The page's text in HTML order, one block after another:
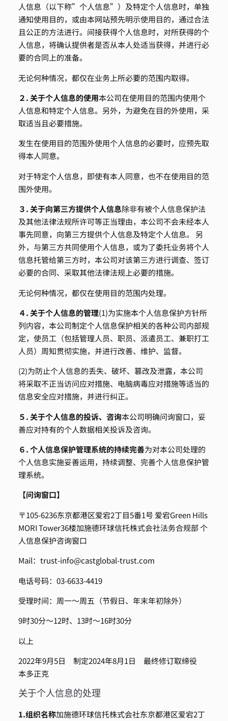
人信息（以下称”个人信息”）及特定个人信息时，单独
通知使用目的，或由本网站预先明示使用目的，通过合法
且公正的方法进行。间接获得个人信息时，对所获得的个
人信息，将确认提供者是否从本人处适当获得，并进行必
要的合同上的准备。
无论何种情况，都仅在业务上所必要的范围内取得。
２. 关于个人信息的使用本公司在使用目的范围内使用个
人信息和特定个人信息。另外，为避免在目的外使用，采
取适当且必要措施。
发生在使用目的范围外使用个人信息的必要时，应预先取
得本人同意。
对于特定个人信息，即使有本人同意，也不在使用目的范
围外使用。
３. 关于向第三方提供个人信息除非有被个人信息保护法
及其他法律法规所许可等正当理由，本公司不会未经本人
事先同意，向第三方提供个人信息及特定个人信息。 另
外，与第三方共同使用个人信息，或为了委托业务将个人
信息托管给第三方时，本公司对该第三方进行调查、签订
必要的合同、采取其他法律法规上必要的措施。
无论何种情况，都仅在使用目的范围内处理。
４. 关于个人信息的管理(1)为实施本个人信息保护方针所
列内容，本公司制定个人信息保护相关的各种公司内部规
定，使员工（包括管理人员、职员、派遣员工、兼职打工
人员）周知贯彻实施，并进行改善、维护、监督。
(2)为防止个人信息的丢失、破坏、篡改及泄露，本公司
将采取不正当访问应对措施、电脑病毒应对措施等适当的
信息安全应对措施，并进行纠正。
５. 关于个人信息的投诉、咨询本公司明确问询窗口，妥
善应对持有的个人数据相关投诉及咨询。
６. 个人信息保护管理系统的持续完善为对本公司处理的
个人信息实施妥善运用，持续调整、完善个人信息保护管
理系统。
【问询窗口】
〒105-6236东京都港区爱宕2丁目5番1号 爱宕Green Hills
MORI Tower36楼加施德环球信托株式会社法务合规部 个
人信息保护咨询窗口
Mail： trust-info@castglobal-trust.com
电话号码：03-6633-4419
受理时间：周一～周五（节假日、年末年初除外）
9时30分～12时、13时～16时30分
以上
2022年9月5日 制定2024年8月1日 最终修订取缔役
本多正克
关于个人信息的处理
1.组织名称加施德环球信托株式会社东京都港区爱宕2丁